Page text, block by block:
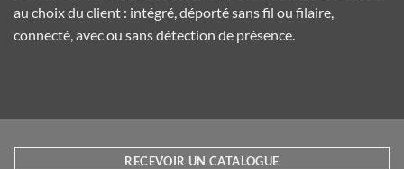
au choix du client : intégré, déporté sans fil ou filaire,
connecté, avec ou sans détection de présence.
RECEVOIR UN CATALOGUE